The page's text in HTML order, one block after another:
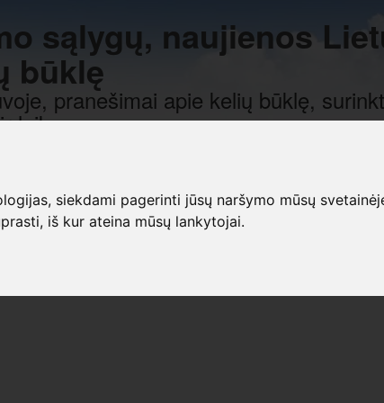
siekdami pagerinti jūsų naršymo mūsų
iš kur ateina mūsų lankytojai.
sąlygų, naujienos
būklę
pranešimai apie kelių būklę,
laiką.